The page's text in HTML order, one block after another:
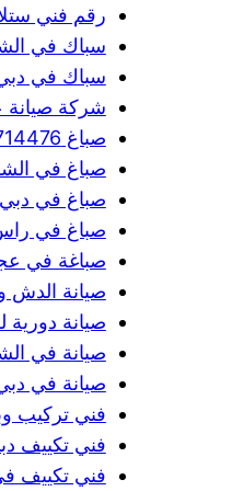
رقم فني ستلايت
سباك في الشارقة
سباك في دبي
شركة صيانة عامة
صباغ 0557714476
صباغ في الشارقة
صباغ في دبي 0557714476
صباغ في راس
صباغة في عجمان
صيانة الدش
صيانة دورية
صيانة في الشارقة
صيانة في دبي
فني تركيب
فني تكييف دبي
فني تكييف في